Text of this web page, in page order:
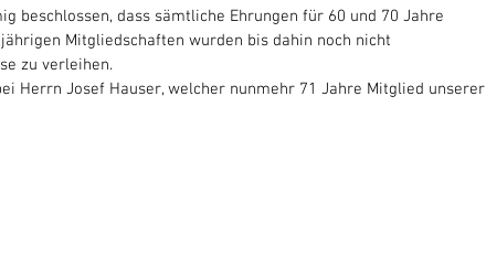
beschlossen, dass sämtliche Ehrungen für 60 und 70 Jahre
Mitgliedschaften wurden bis dahin noch nicht
zu verleihen.
Herrn Josef Hauser, welcher nunmehr 71 Jahre Mitglied unserer